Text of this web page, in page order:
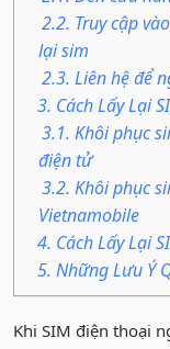
2.2. Truy cập
lại sim
2.3. Liên hệ để
3. Cách Lấy Lại
3.1. Khôi phục
điện tử
3.2. Khôi phục
Vietnamobile
4. Cách Lấy Lại
5. Những Lưu Ý
Khi SIM điện thoại